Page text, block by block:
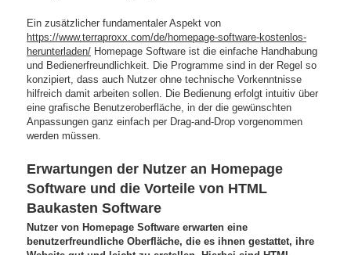
Ein zusätzlicher fundamentaler Aspekt von
https://www.terraproxx.com/de/homepage-software-kostenlos-
herunterladen/ Homepage Software ist die einfache Handhabung
und Bedienerfreundlichkeit. Die Programme sind in der Regel so
konzipiert, dass auch Nutzer ohne technische Vorkenntnisse
hilfreich damit arbeiten sollen. Die Bedienung erfolgt intuitiv über
eine grafische Benutzeroberfläche, in der die gewünschten
Anpassungen ganz einfach per Drag-and-Drop vorgenommen
werden müssen.
Erwartungen der Nutzer an Homepage
Software und die Vorteile von HTML
Baukasten Software
Nutzer von Homepage Software erwarten eine
benutzerfreundliche Oberfläche, die es ihnen gestattet, ihre